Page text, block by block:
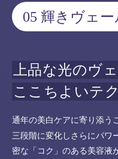
05 輝きヴェー
上品な光のヴ
ここちよいテ
通年の美白ケアに寄り添う
三段階に変化しさらにパワ
密な「コク」のある美容液